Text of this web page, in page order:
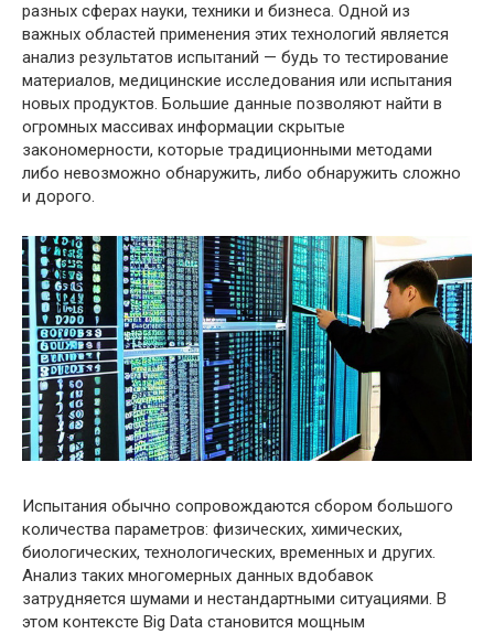
разных сферах науки, техники и бизнеса. Одной из
важных областей применения этих технологий является
анализ результатов испытаний — будь то тестирование
материалов, медицинские исследования или испытания
новых продуктов. Большие данные позволяют найти в
огромных массивах информации скрытые
закономерности, которые традиционными методами
либо невозможно обнаружить, либо обнаружить сложно
и дорого.
Испытания обычно сопровождаются сбором большого
количества параметров: физических, химических,
биологических, технологических, временных и других.
Анализ таких многомерных данных вдобавок
затрудняется шумами и нестандартными ситуациями. В
этом контексте Big Data становится мощным